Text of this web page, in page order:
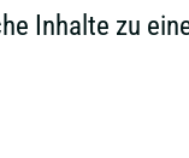
Inhalte zu